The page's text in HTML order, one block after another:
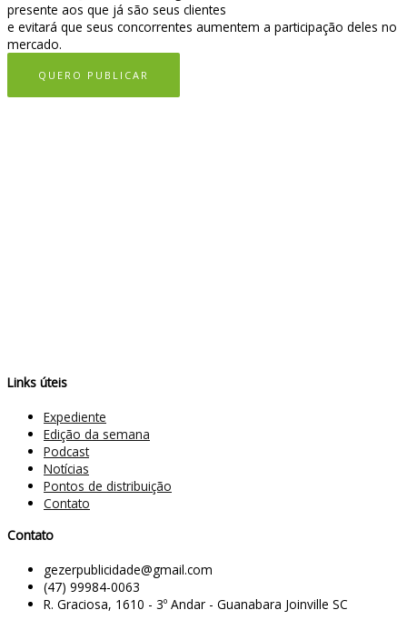
presente aos que já são seus clientes
e evitará que seus concorrentes aumentem a participação deles no
mercado.
QUERO PUBLICAR
Links úteis
Expediente
Edição da semana
Podcast
Notícias
Pontos de distribuição
Contato
Contato
gezerpublicidade@gmail.com
(47) 99984-0063
R. Graciosa, 1610 - 3º Andar - Guanabara Joinville SC